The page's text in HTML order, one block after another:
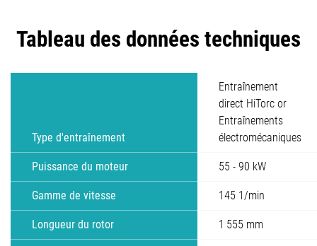
Tableau des données techniques
Type d'entraînement
Entraînement
direct HiTorc or
Entraînements
électromécaniques
Puissance du moteur 55 - 90 kW
Gamme de vitesse 145 1/min
Longueur du rotor 1 555 mm